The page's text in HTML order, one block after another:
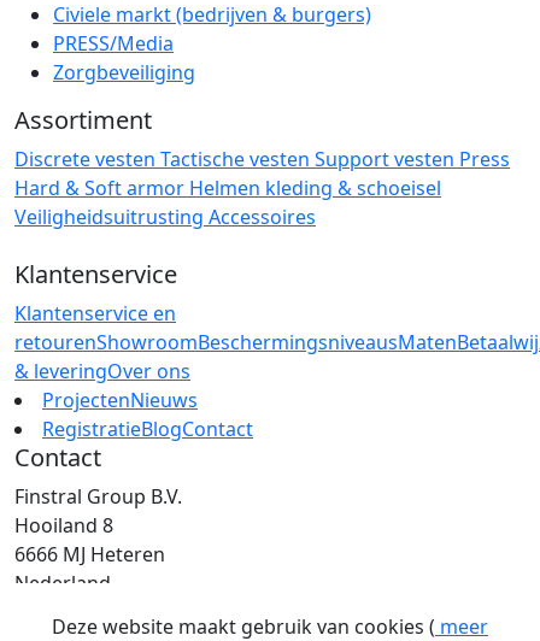
Civiele markt (bedrijven & burgers)
PRESS/Media
Zorgbeveiliging
Assortiment
Discrete vesten Tactische vesten Support vesten Press
Hard & Soft armor Helmen kleding & schoeisel
Veiligheidsuitrusting Accessoires
Klantenservice
Klantenservice en
retourenShowroomBeschermingsniveausMaten
& leveringOver ons
ProjectenNieuws
RegistratieBlogContact
Contact
Finstral Group B.V.
Hooiland 8
6666 MJ Heteren
Nederland
Deze website maakt gebruik van cookies ( meer